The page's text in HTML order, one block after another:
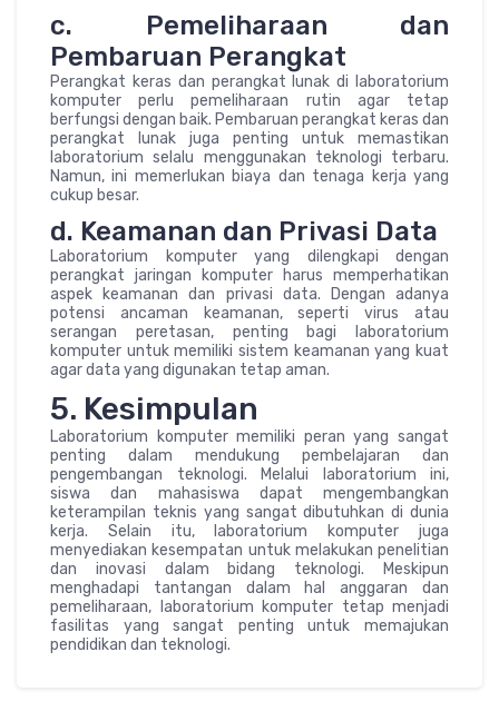
c. Pemeliharaan dan
Pembaruan Perangkat
Perangkat keras dan perangkat lunak di laboratorium
komputer perlu pemeliharaan rutin agar tetap
berfungsi dengan baik. Pembaruan perangkat keras dan
perangkat lunak juga penting untuk memastikan
laboratorium selalu menggunakan teknologi terbaru.
Namun, ini memerlukan biaya dan tenaga kerja yang
cukup besar.
d. Keamanan dan Privasi Data
Laboratorium komputer yang dilengkapi dengan
perangkat jaringan komputer harus memperhatikan
aspek keamanan dan privasi data. Dengan adanya
potensi ancaman keamanan, seperti virus atau
serangan peretasan, penting bagi laboratorium
komputer untuk memiliki sistem keamanan yang kuat
agar data yang digunakan tetap aman.
5. Kesimpulan
Laboratorium komputer memiliki peran yang sangat
penting dalam mendukung pembelajaran dan
pengembangan teknologi. Melalui laboratorium ini,
siswa dan mahasiswa dapat mengembangkan
keterampilan teknis yang sangat dibutuhkan di dunia
kerja. Selain itu, laboratorium komputer juga
menyediakan kesempatan untuk melakukan penelitian
dan inovasi dalam bidang teknologi. Meskipun
menghadapi tantangan dalam hal anggaran dan
pemeliharaan, laboratorium komputer tetap menjadi
fasilitas yang sangat penting untuk memajukan
pendidikan dan teknologi.